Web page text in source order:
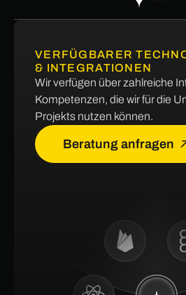
VERFÜGBARER
& INTEGRATIONEN
Wir verfügen über zahlreiche
Kompetenzen, die wir für die
Projekts nutzen können.
Beratung anfragen